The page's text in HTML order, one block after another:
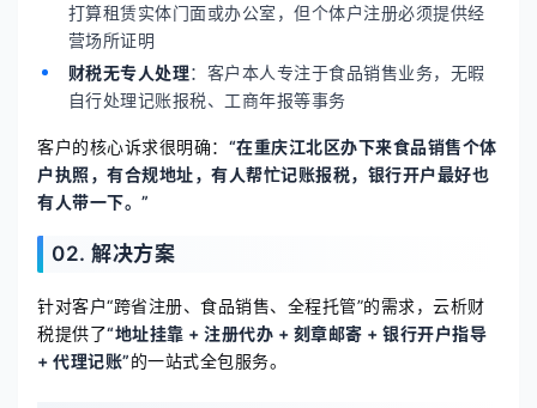
打算租赁实体门面或办公室，但个体户注册必须提供经
营场所证明
财税无专人处理：客户本人专注于食品销售业务，无暇
自行处理记账报税、工商年报等事务
客户的核心诉求很明确： “在重庆江北区办下来食品销售个体
户执照，有合规地址，有人帮忙记账报税，银行开户最好也
有人带一下。”
02. 解决方案
针对客户“跨省注册、食品销售、全程托管”的需求，云析财
税提供了“地址挂靠 + 注册代办 + 刻章邮寄 + 银行开户指导
+ 代理记账”的一站式全包服务。